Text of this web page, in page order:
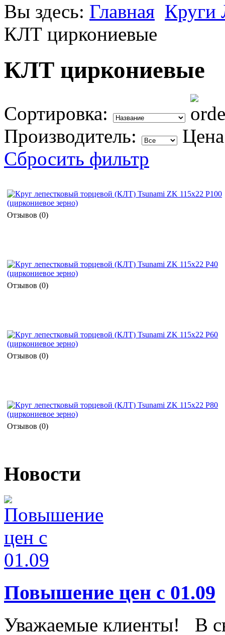
Вы здесь: Главная Круги
КЛТ циркониевые
КЛТ циркониевые
Сортировка:
Производитель:
Сбросить фильтр
Отзывов (0)
Отзывов (0)
Отзывов (0)
Отзывов (0)
Новости
Повышение цен с 01.09
Уважаемые клиенты! В